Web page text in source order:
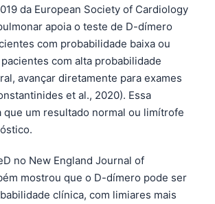
da European Society of Cardiology
apoia o teste de D-dímero
com probabilidade baixa ou
com alta probabilidade
avançar diretamente para exames
et al., 2020). Essa
que um resultado normal ou limítrofe
no New England Journal of
mostrou que o D-dímero pode ser
clínica, com limiares mais
мова